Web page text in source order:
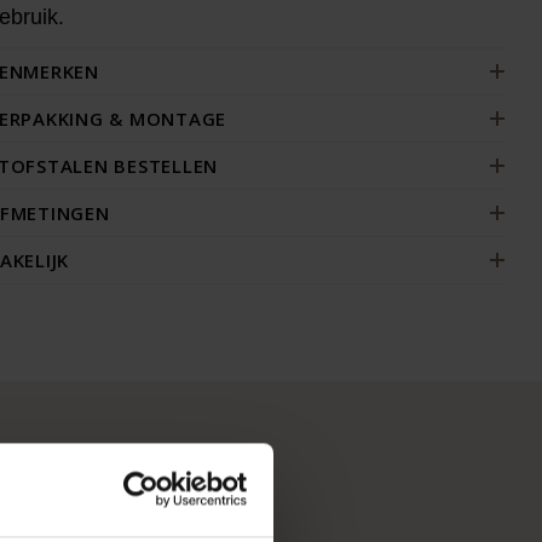
& MONTAGE
BESTELLEN